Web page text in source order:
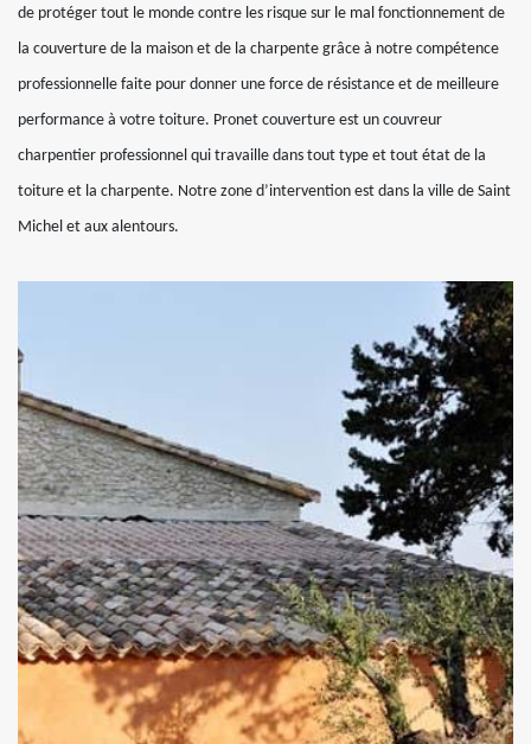
de protéger tout le monde contre les risque sur le mal fonctionnement de
la couverture de la maison et de la charpente grâce à notre compétence
professionnelle faite pour donner une force de résistance et de meilleure
performance à votre toiture. Pronet couverture est un couvreur
charpentier professionnel qui travaille dans tout type et tout état de la
toiture et la charpente. Notre zone d’intervention est dans la ville de Saint
Michel et aux alentours.